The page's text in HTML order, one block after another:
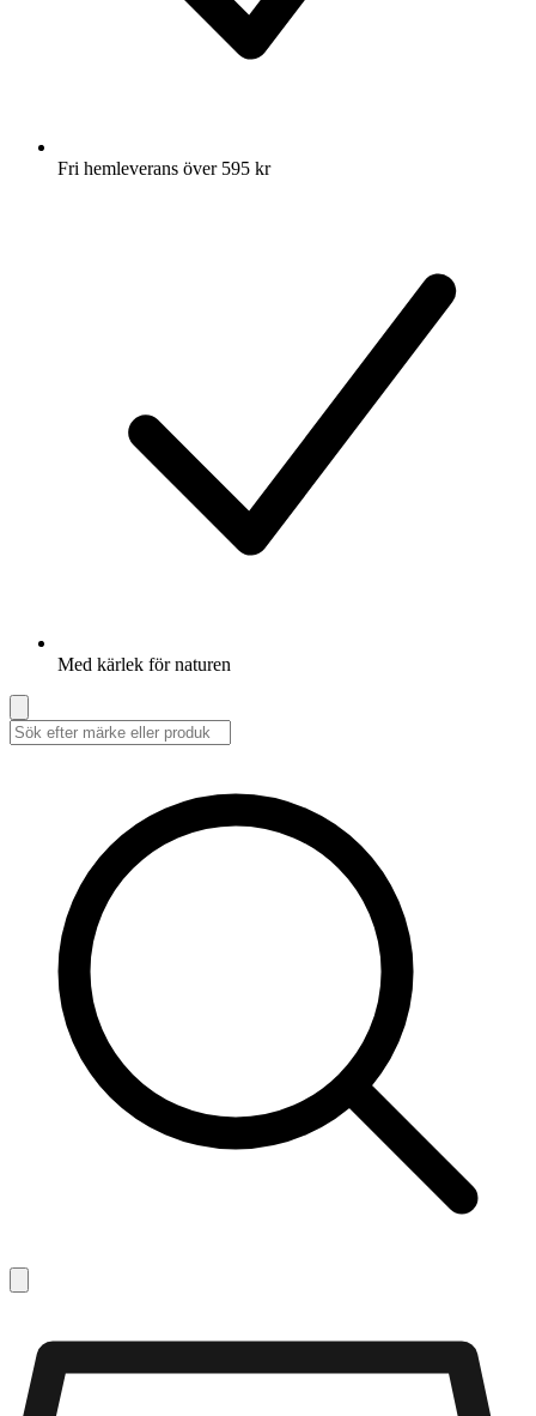
Fri hemleverans över 595 kr
Med kärlek för naturen